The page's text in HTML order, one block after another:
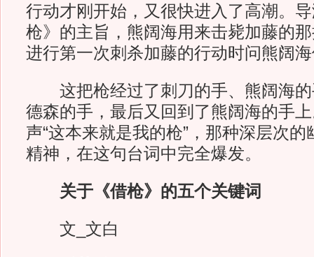
行动才刚开始，又很快进入了高潮。
枪》的主旨，熊阔海用来击毙加藤的
进行第一次刺杀加藤的行动时问熊阔
这把枪经过了刺刀的手、熊阔海的
德森的手，最后又回到了熊阔海的手
声“这本来就是我的枪”，那种深层次
精神，在这句台词中完全爆发。
关于《借枪》的五个关键词
文_文白